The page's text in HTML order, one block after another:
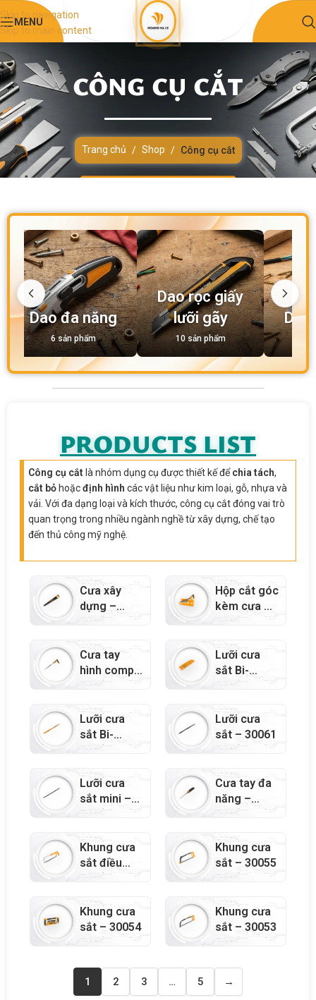
Skip to navigation
Skip to main content
MENU
CÔNG CỤ CẮT
Trang chủ / Shop / Công cụ cắt
Dao đa năng
6 sản phẩm
Dao rọc giấy
lưỡi gãy
10 sản phẩm
PRODUCTS LIST
Công cụ cắt là nhóm dụng cụ được thiết kế đểchia tách,
cắt bỏ hoặcđịnh hình các vật liệu như kim loại, gỗ, nhựa và
vải. Với đa dạng loại và kích thước, công cụ cắt đóng vai trò
quan trọng trong nhiều ngành nghề từ xây dựng, chế tạo
đến thủ công mỹ nghệ.
Cưa xây
dựng –
31065
Hộp cắt góc
kèm cưa –
31017
Cưa tay
hình compa
– 31015
Lưỡi cưa
sắt Bi-
Metal –
Lưỡi cưa
sắt Bi-
Metal –
Lưỡi cưa
sắt – 30061
Lưỡi cưa
sắt mini –
30060
Cưa tay đa
năng –
31013
Khung cưa
sắt điều
chỉnh –
Khung cưa
sắt – 30055
Khung cưa
sắt – 30054
Khung cưa
sắt – 30053
1 2 3 … 5 →